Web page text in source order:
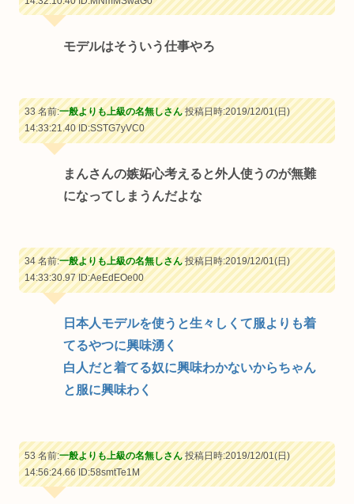
モデルはそういう仕事やろ
33 名前:一般よりも上級の名無しさん投稿日時:2019/12/01(日)
14:33:21.40ID:SSTG7yVC0
まんさんの嫉妬心考えると外人使うのが無難
になってしまうんだよな
34 名前:一般よりも上級の名無しさん投稿日時:2019/12/01(日)
14:33:30.97ID:AeEdEOe00
日本人モデルを使うと生々しくて服よりも着
てるやつに興味湧く
白人だと着てる奴に興味わかないからちゃん
と服に興味わく
53 名前:一般よりも上級の名無しさん投稿日時:2019/12/01(日)
14:56:24.66ID:58smtTe1M